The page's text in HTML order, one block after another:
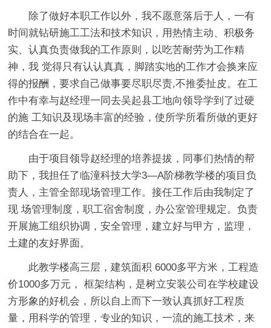
除了做好本职工作以外，我不愿意落后于人，一有
时间就钻研施工工法和技术知识，用热情主动、积极务
实、认真负责做我的工作原则，以吃苦耐劳为工作精
神，我 觉得只有认认真真，脚踏实地的工作才会换来应
得的报酬，要求自己做事要尽职尽责,不推委扯皮。在工
作中有幸与赵经理一同去吴起县工地向领导学到了过硬
的施 工知识及现场丰富的经验，使所学所看所做的更好
的结合在一起。
由于项目领导赵经理的培养提拔，同事们热情的帮
助下，我担任了临潼科技大学3—A阶梯教学楼的项目负
责人，主管全部现场管理工作。接任工作后由我制定了
现 场管理制度，职工宿舍制度，办公室管理规定。负责
开展施工组织协调，安全管理，建立好与甲方，监理，
土建的友好界面。
此教学楼高三层，建筑面积 6000多平方米，工程造
价1000多万元， 框架结构，是树立安装公司在学校建设
方形象的好机会，所以自上而下一致认真抓好工程质
量，用科学的管理，专业的知识，一流的施工技术，来